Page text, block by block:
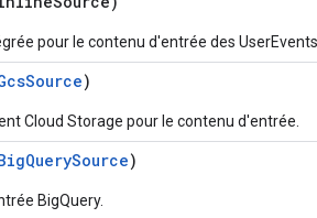
pour le contenu d'entrée des UserEvents.
)
Cloud Storage pour le contenu d'entrée.
)
BigQuery.